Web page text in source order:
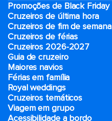
Promoções de Black Friday
Cruzeiros de última hora
Cruzeiros de fim de semana
Cruzeiros de férias
Cruzeiros 2026-2027
Guia de cruzeiro
Maiores navios
Férias em família
Royal weddings
Cruzeiros temáticos
Viagem em grupo
Acessibilidade a bordo